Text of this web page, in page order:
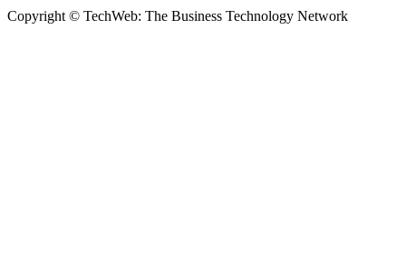
Copyright © TechWeb: The Business Technology Network